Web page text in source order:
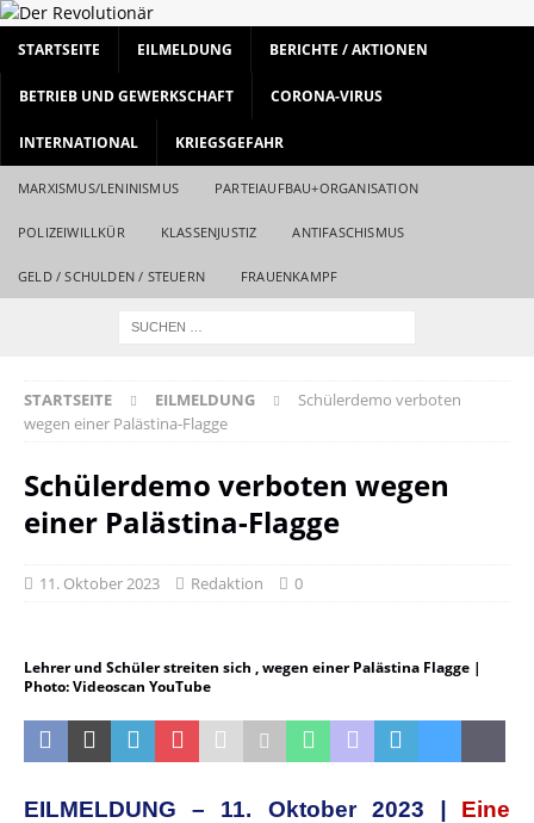
STARTSEITE EILMELDUNG BERICHTE / AKTIONEN
BETRIEB UND GEWERKSCHAFT CORONA-VIRUS
INTERNATIONAL KRIEGSGEFAHR
MARXISMUS/LENINISMUS PARTEIAUFBAU+ORGANISATION
POLIZEIWILLKÜR KLASSENJUSTIZ ANTIFASCHISMUS
GELD / SCHULDEN / STEUERN FRAUENKAMPF
STARTSEITE EILMELDUNG
Schülerdemo verboten
wegen einer Palästina-Flagge
Schülerdemo verboten wegen
einer Palästina-Flagge
11. Oktober 2023 Redaktion 0
Lehrer und Schüler streiten sich , wegen einer Palästina Flagge |
Photo: Videoscan YouTube
EILMELDUNG – 11. Oktober 2023
Eine